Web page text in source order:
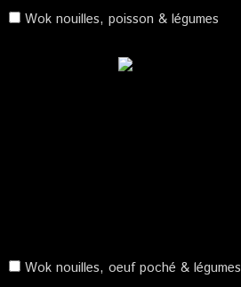
Wok nouilles, poisson & légumes
Wok nouilles, oeuf poché & légumes